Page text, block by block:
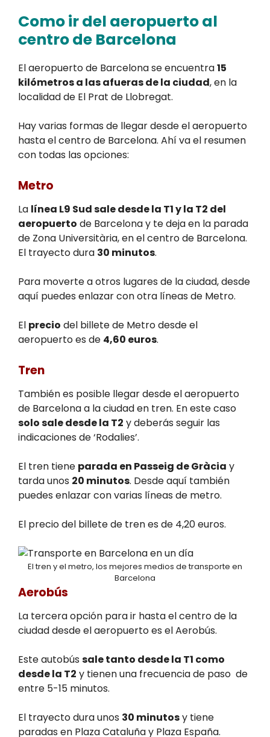
Como ir del aeropuerto al
centro de Barcelona
El aeropuerto de Barcelona se encuentra15
kilómetros a las afueras de la ciudad, en la
localidad de El Prat de Llobregat.
Hay varias formas de llegar desde el aeropuerto
hasta el centro de Barcelona. Ahí va el resumen
con todas las opciones:
Metro
La línea L9 Sud sale desde la T1 y la T2 del
aeropuerto de Barcelona y te deja en la parada
de Zona Universitària, en el centro de Barcelona.
El trayecto dura 30 minutos.
Para moverte a otros lugares de la ciudad, desde
aquí puedes enlazar con otra líneas de Metro.
El precio del billete de Metro desde el
aeropuerto es de 4,60 euros.
Tren
También es posible llegar desde el aeropuerto
de Barcelona a la ciudad en tren. En este caso
solo sale desde la T2 y deberás seguir las
indicaciones de ‘Rodalies’.
El tren tiene parada en Passeig de Gràcia y
tarda unos 20 minutos. Desde aquí también
puedes enlazar con varias líneas de metro.
El precio del billete de tren es de 4,20 euros.
El tren y el metro, los mejores medios de transporte en
Barcelona
Aerobús
La tercera opción para ir hasta el centro de la
ciudad desde el aeropuerto es el Aerobús.
Este autobús sale tanto desde la T1 como
desde la T2 y tienen una frecuencia de paso de
entre 5-15 minutos.
El trayecto dura unos 30 minutosy tiene
paradas en Plaza Cataluña y Plaza España.